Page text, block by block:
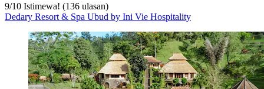
9/10 Istimewa! (136 ulasan)
Dedary Resort & Spa Ubud by Ini Vie Hospitality